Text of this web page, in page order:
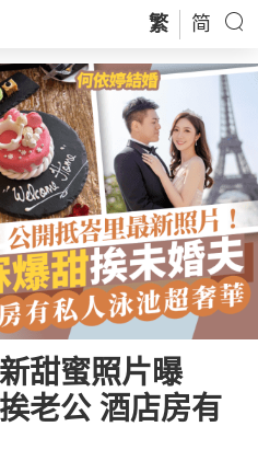
繁 简
甜蜜照片曝
老公 酒店房有